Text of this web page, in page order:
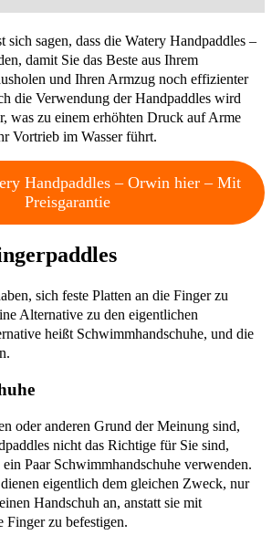
sich sagen, dass die Watery Handpaddles –
damit Sie das Beste aus Ihrem
und Ihren Armzug noch effizienter
die Verwendung der Handpaddles wird
was zu einem erhöhten Druck auf Arme
Vortrieb im Wasser führt.
Handpaddles – Orwin hier – Mit
Preisgarantie
sich feste Platten an die Finger zu
Alternative zu den eigentlichen
heißt Schwimmhandschuhe, und die
oder anderen Grund der Meinung sind,
nicht das Richtige für Sie sind,
ein Paar Schwimmhandschuhe verwenden.
eigentlich dem gleichen Zweck, nur
Handschuh an, anstatt sie mit
Finger zu befestigen.